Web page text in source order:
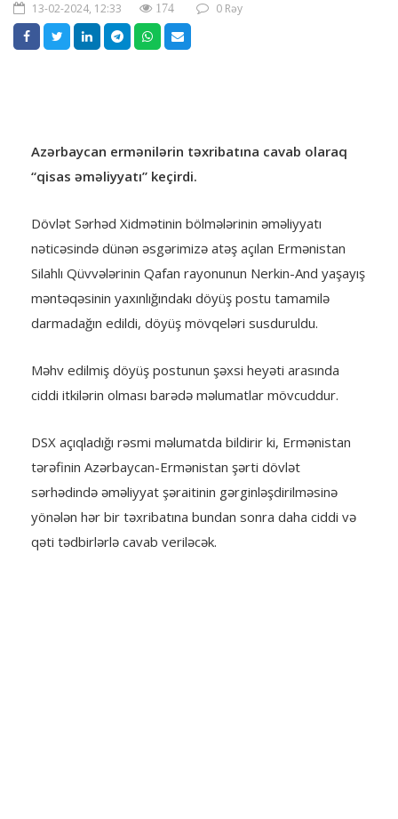
13-02-2024, 12:33 174 0 Rəy
Azərbaycan ermənilərin təxribatına cavab olaraq
“qisas əməliyyatı” keçirdi.
Dövlət Sərhəd Xidmətinin bölmələrinin əməliyyatı
nəticəsində dünən əsgərimizə atəş açılan Ermənistan
Silahlı Qüvvələrinin Qafan rayonunun Nerkin-And yaşayış
məntəqəsinin yaxınlığındakı döyüş postu tamamilə
darmadağın edildi, döyüş mövqeləri susduruldu.
Məhv edilmiş döyüş postunun şəxsi heyəti arasında
ciddi itkilərin olması barədə məlumatlar mövcuddur.
DSX açıqladığı rəsmi məlumatda bildirir ki, Ermənistan
tərəfinin Azərbaycan-Ermənistan şərti dövlət
sərhədində əməliyyat şəraitinin gərginləşdirilməsinə
yönələn hər bir təxribatına bundan sonra daha ciddi və
qəti tədbirlərlə cavab veriləcək.